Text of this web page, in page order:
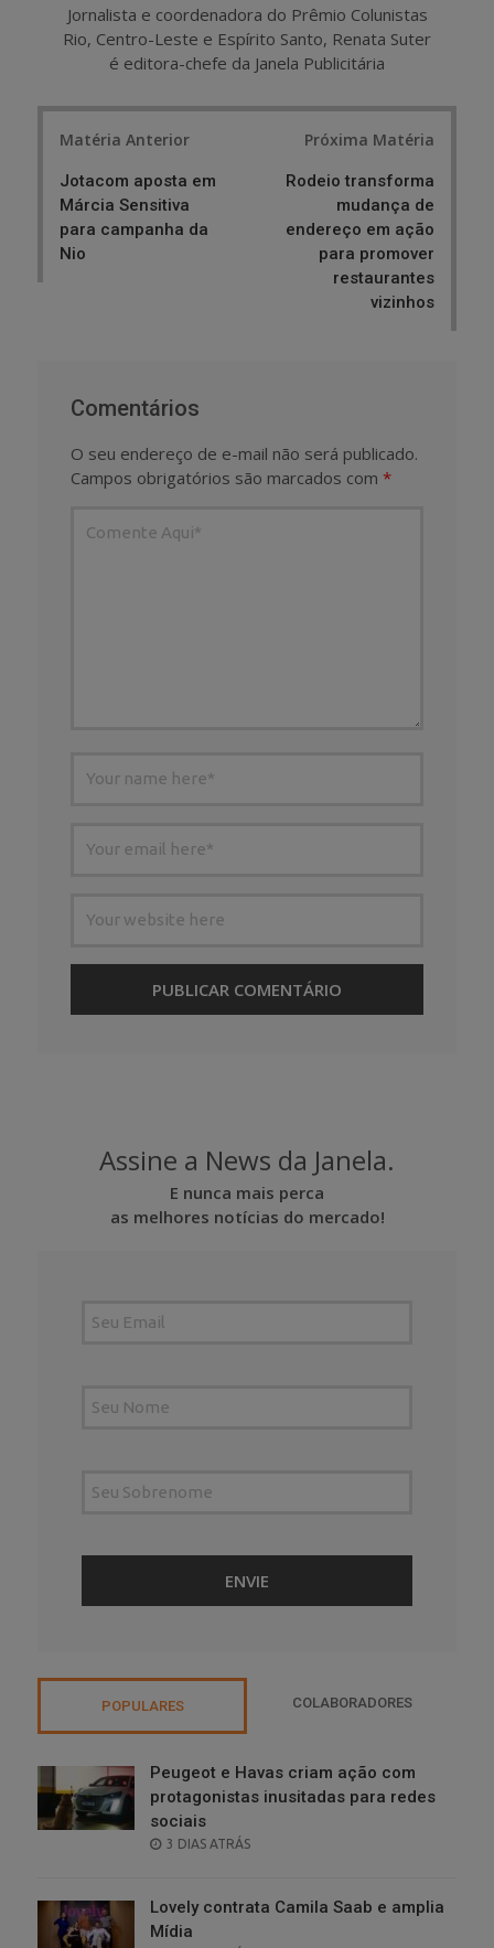
Jornalista e coordenadora do Prêmio Colunistas
Rio, Centro-Leste e Espírito Santo, Renata Suter
é editora-chefe da Janela Publicitária
Matéria Anterior
Jotacom aposta em
Márcia Sensitiva
para campanha da
Nio
Próxima Matéria
Rodeio transforma
mudança de
endereço em ação
para promover
restaurantes
vizinhos
Comentários
O seu endereço de e-mail não será publicado.
Campos obrigatórios são marcados com *
Assine a News da Janela.
E nunca mais perca
as melhores notícias do mercado!
POPULARES COLABORADORES
Peugeot e Havas criam ação com
protagonistas inusitadas para redes
sociais
POSTED
3 DIAS ATRÁS
Lovely contrata Camila Saab e amplia
Mídia